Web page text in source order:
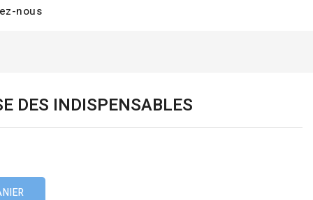
nous
DES INDISPENSABLES